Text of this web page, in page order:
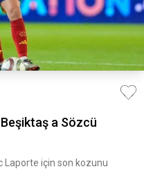
a Sözcü
Laporte için son kozunu